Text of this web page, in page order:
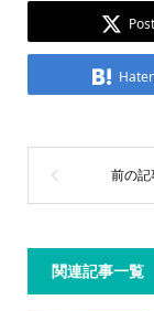
Post
関連記事一覧